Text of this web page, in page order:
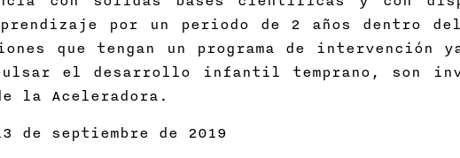
por un periodo de 2 años dentro
que tengan un programa de intervención
el desarrollo infantil temprano, son
la Aceleradora.
de septiembre de 2019